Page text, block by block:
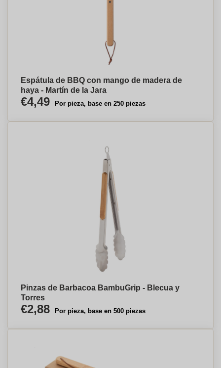
Espátula de BBQ con mango de madera de
haya - Martín de la Jara
€4,49 Por pieza, base en 250 piezas
Pinzas de Barbacoa BambuGrip - Blecua y
Torres
€2,88 Por pieza, base en 500 piezas